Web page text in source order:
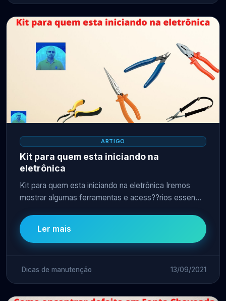
ARTIGO
Kit para quem esta iniciando na
eletrônica
Kit para quem esta iniciando na eletrônica Iremos
mostrar algumas ferramentas e acess??rios essen...
Ler mais
Dicas de manutenção 13/09/2021